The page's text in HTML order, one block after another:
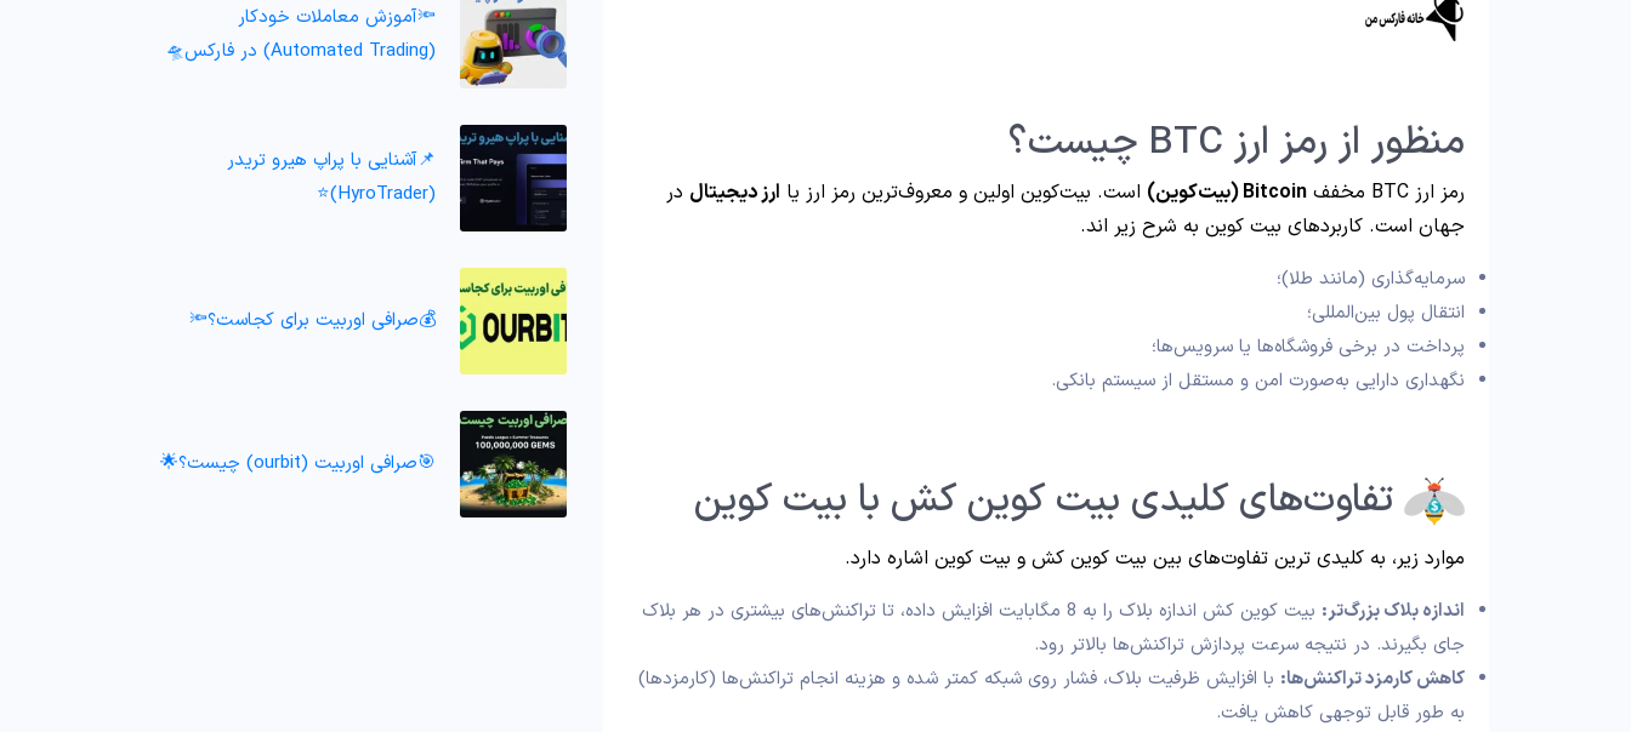
منظور از رمز ارز BTC چیست؟
رمز ارز BTC مخفف Bitcoin ( بیت‌کوین) است. بیت‌کوین اولین و معروف‌ترین رمز ارز یا ارز دیجیتال در
جهان است. کاربردهای بیت کوین به شرح زیر اند.
سرمایه‌گذاری (مانند طلا)؛
انتقال پول بین‌المللی؛
پرداخت در برخی فروشگاه‌ها یا سرویس‌ها؛
نگهداری دارایی به‌صورت امن و مستقل از سیستم بانکی.
تفاوت‌های کلیدی بیت کوین کش با بیت کوین
موارد زیر، به کلیدی ترین تفاوت‌های بین بیت کوین کش و بیت کوین اشاره دارد.
اندازه بلاک بزرگ‌تر:
بیت کوین کش اندازه بلاک را به 8 مگابایت افزایش داده، تا تراکنش‌های بیشتری در هر بلاک
جای بگیرند. در نتیجه سرعت پردازش تراکنش‌ها بالاتر رود.
کاهش کارمزد تراکنش‌ها: با افزایش ظرفیت بلاک، فشار روی شبکه کمتر شده و هزینه انجام تراکنش‌ها (کارمزدها)
به طور قابل توجهی کاهش یافت.
🔦آموزش معاملات خودکار
(Automated Trading) در فارکس🛸
📌آشنایی با پراپ هیرو تریدر
(HyroTrader)⭐️
💰صرافی اوربیت برای کجاست؟🔦
🎯صرافی اوربیت (ourbit) چیست؟🌟